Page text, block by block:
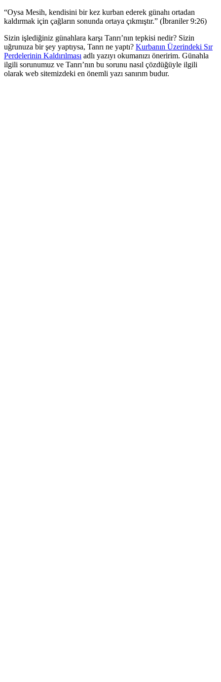
“Oysa Mesih, kendisini bir kez kurban ederek günahı ortadan
kaldırmak için çağların sonunda ortaya çıkmıştır.” (İbraniler 9:26)
Sizin işlediğiniz günahlara karşı Tanrı’nın tepkisi nedir? Sizin
uğrunuza bir şey yaptıysa, Tanrı ne yaptı? Kurbanın Üzerindeki Sır
Perdelerinin Kaldırılması adlı yazıyı okumanızı öneririm. Günahla
ilgili sorunumuz ve Tanrı’nın bu sorunu nasıl çözdüğüyle ilgili
olarak web sitemizdeki en önemli yazı sanırım budur.